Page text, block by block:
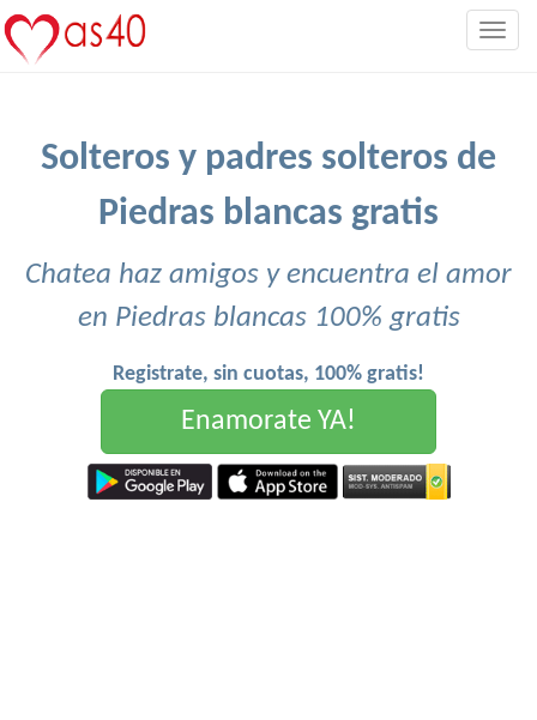
Solteros y padres solteros de
Piedras blancas gratis
Chatea haz amigos y encuentra el amor
en Piedras blancas 100% gratis
Registrate, sin cuotas, 100% gratis!
Enamorate YA!